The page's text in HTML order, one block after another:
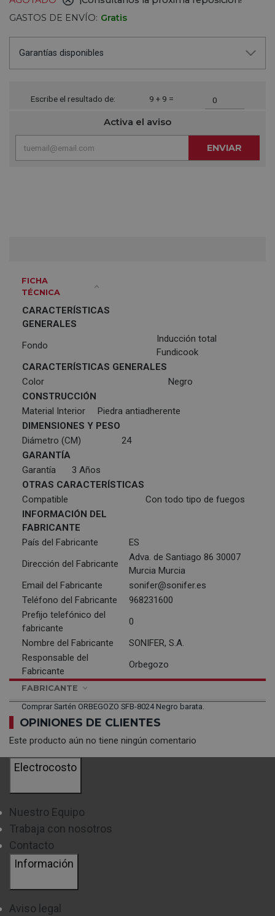
GASTOS DE ENVÍO: Gratis
Garantías disponibles
Escribe el resultado de: 9 + 9 =
Activa el aviso
ENVIAR
FICHA
TÉCNICA
CARACTERÍSTICAS
GENERALES
Fondo
Inducción total
Fundicook
CARACTERÍSTICAS GENERALES
Color
Negro
CONSTRUCCIÓN
Material Interior
Piedra antiadherente
DIMENSIONES Y PESO
Diámetro (CM)
24
GARANTÍA
Garantía
3 Años
OTRAS CARACTERÍSTICAS
Compatible
Con todo tipo de fuegos
INFORMACIÓN DEL
FABRICANTE
País del Fabricante
ES
Dirección del Fabricante
Adva. de Santiago 86 30007
Murcia Murcia
Email del Fabricante
sonifer@sonifer.es
Teléfono del Fabricante
968231600
Prefijo telefónico del
fabricante
0
Nombre del Fabricante
SONIFER, S.A.
Responsable del
Fabricante
Orbegozo
FABRICANTE
Comprar Sartén ORBEGOZO SFB-8024 Negro barata.
OPINIONES DE CLIENTES
Este producto aún no tiene ningún comentario
Electrocosto
Nuestro Equipo
Trabaja con nosotros
Contacto
Información
Aviso legal